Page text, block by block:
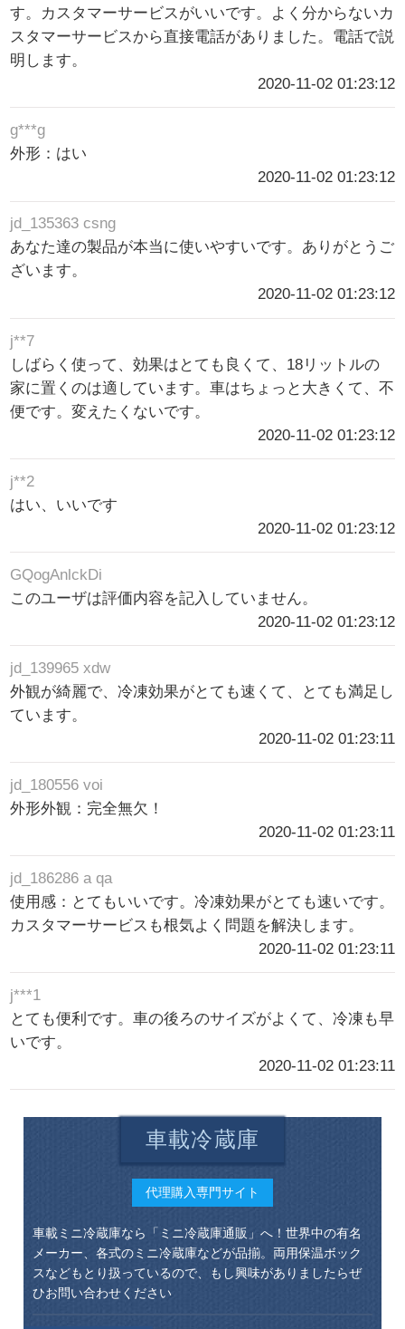
す。カスタマーサービスがいいです。よく分からないカ
スタマーサービスから直接電話がありました。電話で説
明します。
2020-11-02 01:23:12
g***g
外形：はい
2020-11-02 01:23:12
jd_135363 csng
あなた達の製品が本当に使いやすいです。ありがとうご
ざいます。
2020-11-02 01:23:12
j**7
しばらく使って、効果はとても良くて、18リットルの
家に置くのは適しています。車はちょっと大きくて、不
便です。変えたくないです。
2020-11-02 01:23:12
j**2
はい、いいです
2020-11-02 01:23:12
GQogAnlckDi
このユーザは評価内容を記入していません。
2020-11-02 01:23:12
jd_139965 xdw
外観が綺麗で、冷凍効果がとても速くて、とても満足し
ています。
2020-11-02 01:23:11
jd_180556 voi
外形外観：完全無欠！
2020-11-02 01:23:11
jd_186286 a qa
使用感：とてもいいです。冷凍効果がとても速いです。
カスタマーサービスも根気よく問題を解決します。
2020-11-02 01:23:11
j***1
とても便利です。車の後ろのサイズがよくて、冷凍も早
いです。
2020-11-02 01:23:11
車載冷蔵庫
代理購入専門サイト
車載ミニ冷蔵庫なら「ミニ冷蔵庫通販」へ！世界中の有名
メーカー、各式のミニ冷蔵庫などが品揃。両用保温ボック
スなどもとり扱っているので、もし興味がありましたらぜ
ひお問い合わせください